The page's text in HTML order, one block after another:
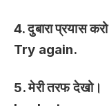
4. दुबारा प्रयास
Try again.
5. मेरी तरफ देखो।